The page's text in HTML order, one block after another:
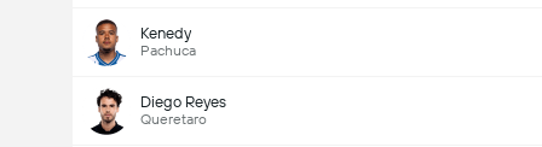
Kenedy
Pachuca
Diego Reyes
Queretaro